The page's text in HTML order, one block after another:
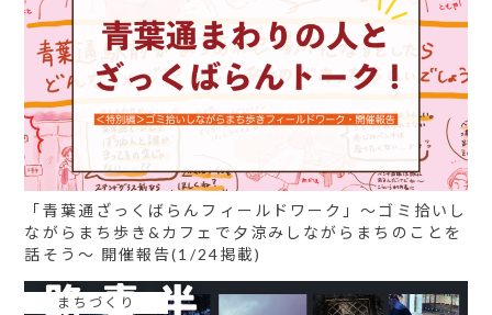
「青葉通ざっくばらんフィールドワーク」〜ゴミ拾いし
ながらまち歩き&カフェで夕涼みしながらまちのことを
話そう〜 開催報告(1/24掲載)
まちづくり